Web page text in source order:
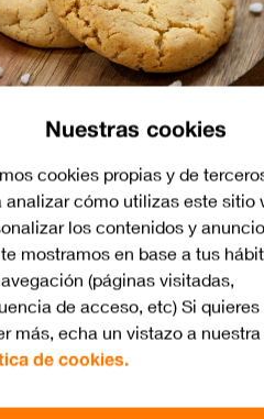
MMS
y cuentas de correo
de acceso Wi-Fi
silencioso
Solución de problemas
Nuestras cookies
cookies propias y de
analizar cómo utilizas este sitio
los contenidos y
mostramos en base a tus
(páginas visitadas,
de acceso, etc) Si quieres
más, echa un vistazo a nuestra
de cookies.